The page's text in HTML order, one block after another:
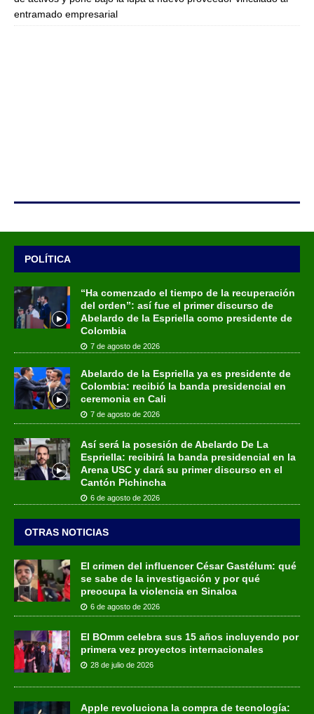
entramado empresarial
POLÍTICA
“Ha comenzado el tiempo de la recuperación
del orden”: así fue el primer discurso de
Abelardo de la Espriella como presidente de
Colombia
7 de agosto de 2026
Abelardo de la Espriella ya es presidente de
Colombia: recibió la banda presidencial en
ceremonia en Cali
7 de agosto de 2026
Así será la posesión de Abelardo De La
Espriella: recibirá la banda presidencial en la
Arena USC y dará su primer discurso en el
Cantón Pichincha
6 de agosto de 2026
OTRAS NOTICIAS
El crimen del influencer César Gastélum: qué
se sabe de la investigación y por qué
preocupa la violencia en Sinaloa
6 de agosto de 2026
El BOmm celebra sus 15 años incluyendo por
primera vez proyectos internacionales
28 de julio de 2026
Apple revoluciona la compra de tecnología: